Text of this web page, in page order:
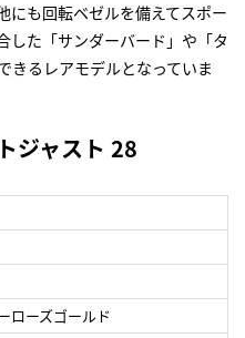
にも回転ベゼルを備えてスポー
した「サンダーバード」や「タ
きるレアモデルとなっていま
ジャスト 28
ローズゴールド